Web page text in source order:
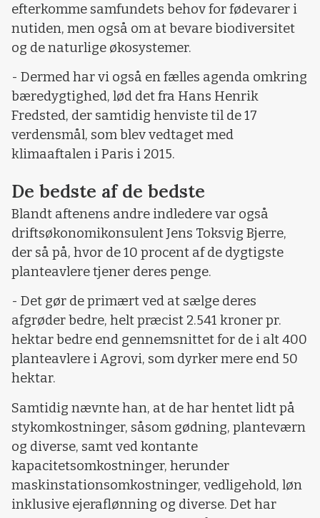
efterkomme samfundets behov for fødevarer i
nutiden, men også om at bevare biodiversitet
og de naturlige økosystemer.
- Dermed har vi også en fælles agenda omkring
bæredygtighed, lød det fra Hans Henrik
Fredsted, der samtidig henviste til de 17
verdensmål, som blev vedtaget med
klimaaftalen i Paris i 2015.
De bedste af de bedste
Blandt aftenens andre indledere var også
driftsøkonomikonsulent Jens Toksvig Bjerre,
der så på, hvor de 10 procent af de dygtigste
planteavlere tjener deres penge.
- Det gør de primært ved at sælge deres
afgrøder bedre, helt præcist 2.541 kroner pr.
hektar bedre end gennemsnittet for de i alt 400
planteavlere i Agrovi, som dyrker mere end 50
hektar.
Samtidig nævnte han, at de har hentet lidt på
stykomkostninger, såsom gødning, planteværn
og diverse, samt ved kontante
kapacitetsomkostninger, herunder
maskinstationsomkostninger, vedligehold, løn
inklusive ejeraflønning og diverse. Det har